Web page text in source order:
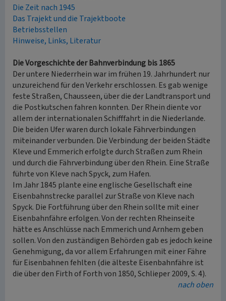
Die Zeit nach 1945
Das Trajekt und die Trajektboote
Betriebsstellen
Hinweise, Links, Literatur
Die Vorgeschichte der Bahnverbindung bis 1865
Der untere Niederrhein war im frühen 19. Jahrhundert nur
unzureichend für den Verkehr erschlossen. Es gab wenige
feste Straßen, Chausseen, über die der Landtransport und
die Postkutschen fahren konnten. Der Rhein diente vor
allem der internationalen Schifffahrt in die Niederlande.
Die beiden Ufer waren durch lokale Fährverbindungen
miteinander verbunden. Die Verbindung der beiden Städte
Kleve und Emmerich erfolgte durch Straßen zum Rhein
und durch die Fährverbindung über den Rhein. Eine Straße
führte von Kleve nach Spyck, zum Hafen.
Im Jahr 1845 plante eine englische Gesellschaft eine
Eisenbahnstrecke parallel zur Straße von Kleve nach
Spyck. Die Fortführung über den Rhein sollte mit einer
Eisenbahnfähre erfolgen. Von der rechten Rheinseite
hätte es Anschlüsse nach Emmerich und Arnhem geben
sollen. Von den zuständigen Behörden gab es jedoch keine
Genehmigung, da vor allem Erfahrungen mit einer Fähre
für Eisenbahnen fehlten (die älteste Eisenbahnfähre ist
die über den Firth of Forth von 1850, Schlieper 2009, S. 4).
nach oben